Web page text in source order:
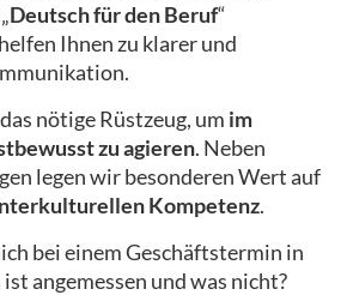
Deutsch für den Beruf“
Ihnen zu klarer und
nötige Rüstzeug, um im
zu agieren. Neben
legen wir besonderen Wert auf
Kompetenz.
bei einem Geschäftstermin in
angemessen und was nicht?